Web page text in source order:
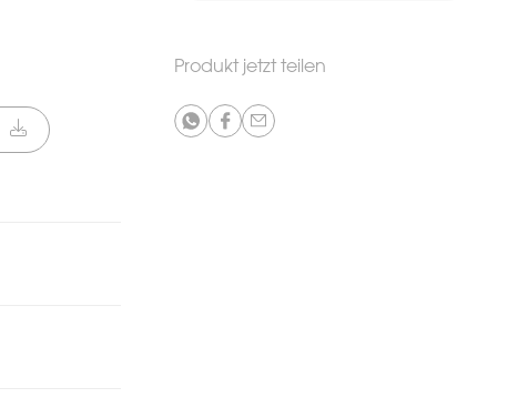
Produkt jetzt teilen